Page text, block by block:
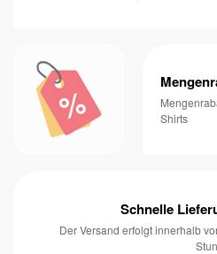
Shirts
Schnelle
Der Versand erfolgt innerhalb